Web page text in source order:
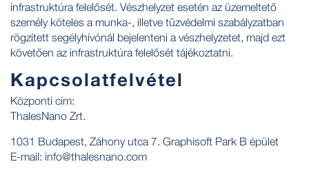
infrastruktúra felelősét. Vészhelyzet esetén az üzemeltető
személy köteles a munka-, illetve tűzvédelmi szabályzatban
rögzített segélyhívónál bejelenteni a vészhelyzetet, majd ezt
követően az infrastruktúra felelősét tájékoztatni.
Kapcsolatfelvétel
Központi cím:
ThalesNano Zrt.
1031 Budapest, Záhony utca 7. Graphisoft Park B épület
E-mail: info@thalesnano.com